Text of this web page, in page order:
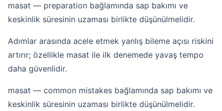
masat — preparation bağlamında sap bakımı ve
keskinlik süresinin uzaması birlikte düşünülmelidir.
Adımlar arasında acele etmek yanlış bileme açısı riskini
artırır; özellikle masat ile ilk denemede yavaş tempo
daha güvenlidir.
masat — common mistakes bağlamında sap bakımı ve
keskinlik süresinin uzaması birlikte düşünülmelidir.